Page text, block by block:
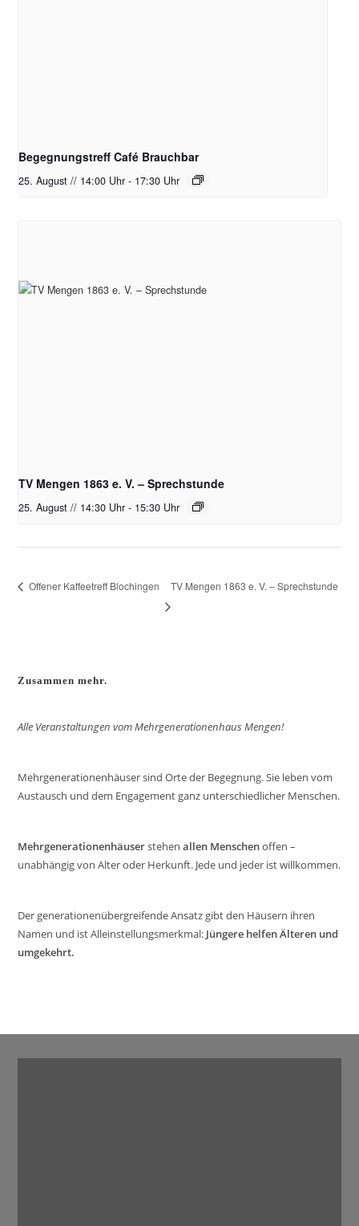
Begegnungstreff Café Brauchbar
25. August // 14:00 Uhr - 17:30 Uhr
TV Mengen 1863 e. V. – Sprechstunde
25. August // 14:30 Uhr - 15:30 Uhr
Offener Kaffeetreff Blochingen TV Mengen 1863 e. V. – Sprechstunde
Zusammen mehr.
Alle Veranstaltungen vom Mehrgenerationenhaus Mengen!
Mehrgenerationenhäuser sind Orte der Begegnung. Sie leben vom
Austausch und dem Engagement ganz unterschiedlicher Menschen.
Mehrgenerationenhäuserstehenallen Menschenoffen –
unabhängig von Alter oder Herkunft. Jede und jeder ist willkommen.
Der generationenübergreifende Ansatz gibt den Häusern ihren
Namen und ist Alleinstellungsmerkmal: Jüngere helfen Älteren und
umgekehrt.